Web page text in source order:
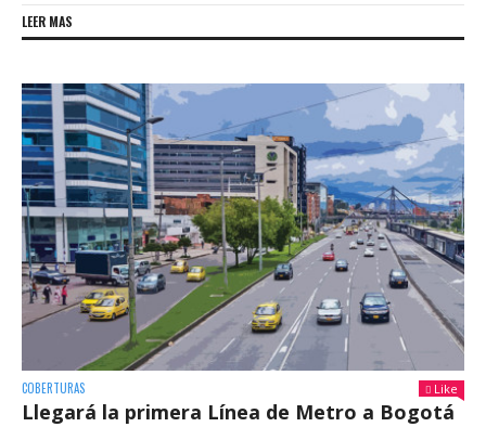
LEER MAS
COBERTURAS Like
Llegará la primera Línea de Metro a Bogotá